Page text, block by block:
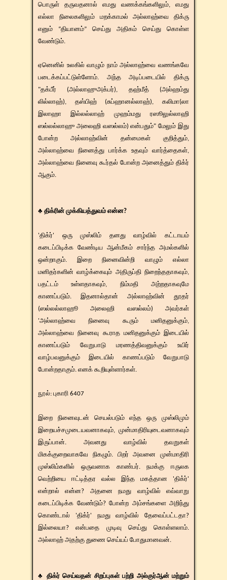
பொருள் தருவதனால் எமது வணக்கங்களிலும், எமது
எல்லா நிலைகளிலும் மறக்காமல் அல்லாஹ்வை திக்ரு
எனும் “தியானம்” செய்து அதிகம் செய்து கொள்ள
வேண்டும்.
​​ஏனெனில் உலகில் வாழும் நாம் அல்லாஹ்வை வணங்கவே
படைக்கப்பட்டுள்ளோம். அந்த அடிப்படையில் திக்ரு
"தக்பீர் (அல்லாஹுஅக்பர்), தஹ்மீத் (அல்ஹம்து
லில்லாஹ்), தஸ்பிஹ் (சுப்ஹானல்லாஹ்), கலிமா(லா
இலாஹா இல்லல்லாஹ் முஹம்மது ரஸூலுல்லாஹி
ஸல்லல்லாஹு அலைஹி வஸல்லம்) என்பதும்" மேலும் இது
போன்ற அல்லாஹ்வின் தன்மைகள் குறித்தும்,
அல்லாஹ்வை நினைத்து பார்க்க உதவும் வார்த்தைகள்,
அல்லாஹ்வை நினைவு கூர்தல் போன்ற அனைத்தும் திக்ர்
ஆகும்.
♣ திக்ரின் முக்கியத்துவம் என்ன?
'திக்ர்' ஒரு முஸ்லிம் தனது வாழ்வில் கட்டாயம்
கடைப்பிடிக்க வேண்டிய ஆன்மீகம் சார்ந்த அமல்களில்
ஒன்றாகும். இறை நினைவின்றி வாழும் எல்லா
மனிதர்களின் வாழ்க்கையும் அதிருப்தி நிறைந்ததாகவும்,
பதட்டம் உள்ளதாகவும், நிம்மதி அற்றதாகவுமே
காணப்படும். இதனால்தான் அல்லாஹ்வின் தூதர்
(ஸல்லல்லாஹூ அலைஹி வஸல்லம்) அவர்கள்
'அல்லாஹ்வை நினைவு கூரும் மனிதனுக்கும்,
அல்லாஹ்வை நினைவு கூராத மனிதனுக்கும் இடையில்
காணப்படும் வேறுபாடு மரணத்திவனுக்கும் உயிர்
வாழ்பவனுக்கும் இடையில் காணப்படும் வேறுபாடு
போன்றதாகும். எனக் கூறியுள்ளார்கள்.
​​நூல்: புகாரி 6407
இறை நினைவுடன் செயல்படும் எந்த ஒரு முஸ்லிமும்
இறையச்சமுடையவனாகவும், முன்மாதிரியுடைவனாகவும்
இருப்பான். அவனது வாழ்வில் தவறுகள்
மிகக்குறைவாகவே நிகழும். பிறர் அவனை முன்மாதிரி
முஸ்லிம்களில் ஒருவனாக காண்பர். நமக்கு ஈருலக
வெற்றியை ஈட்டித்தர வல்ல இந்த மகத்தான 'திக்ர்'
என்றால் என்ன? அதனை நமது வாழ்வில் எவ்வாறு
கடைப்பிடிக்க வேண்டும்? போன்ற அம்சங்களை அறிந்து
கொண்டால் 'திக்ர்' நமது வாழ்வில் தேவைப்பட்டதா?
இல்லையா? என்பதை முடிவு செய்து கொள்ளலாம்.
அல்லாஹ் அதற்கு துணை செய்யப் போதுமானவன்.
♣ திக்ர் செய்வதன் சிறப்புகள் பற்றி அல்குர்ஆன் மற்றும்